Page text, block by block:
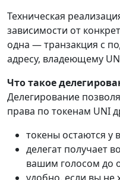
Техническая
зависимости от
одна — транзакция с
адресу, владеющему
Что такое
Делегирование
права по токенам UNI
токены остаются у
делегат получает
вашим голосом до